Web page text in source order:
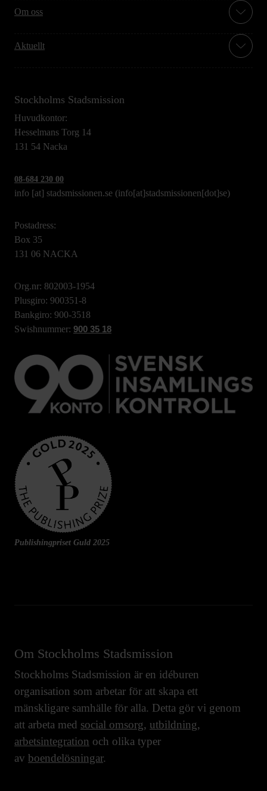
Om oss
Aktuellt
Stockholms Stadsmission
Huvudkontor:
Hesselmans Torg 14
131 54 Nacka
08-684 230 00
info [at] stadsmissionen.se (info[at]stadsmissionen[dot]se)
Postadress:
Box 35
131 06 NACKA
Org.nr: 802003-1954
Plusgiro: 900351-8
Bankgiro: 900-3518
Swishnummer: 900 35 18
Publishingpriset Guld 2025
Om Stockholms Stadsmission
Stockholms Stadsmission är en idéburen
organisation som arbetar för att skapa ett
mänskligare samhälle för alla. Detta gör vi genom
att arbeta med social omsorg, utbildning,
arbetsintegration och olika typer
av boendelösningar.